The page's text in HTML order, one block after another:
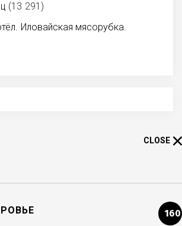
(13 291)
Иловайская мясорубка.
CLOSE
160